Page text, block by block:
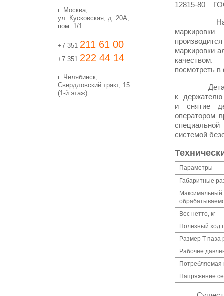
г. Москва,
ул. Кусковская, д. 20А,
пом. 1/1
+7 351 211 61 00
+7 351 222 44 14
г. Челябинск,
Свердловский тракт, 15
(1-й этаж)
12815-80 –
Наши
маркировки
качеством.
посмотреть
Деталь,
к
и снятие
оператором
системой
Параметры
Габаритные
Максимальный
Вес нетто, кг
Полезный ход
Размер T-паза
Рабочее
Потребляемая
Напряжение